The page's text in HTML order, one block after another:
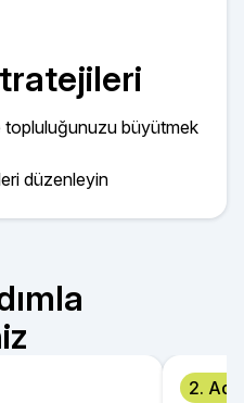
topluluğunuzu büyütmek
düzenleyin
2.